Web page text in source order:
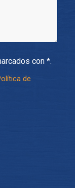
con *.
de